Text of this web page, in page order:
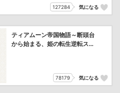
127284 気になる
ティアムーン帝国物語～断頭台
から始まる、姫の転生逆転スト
78179 気になる